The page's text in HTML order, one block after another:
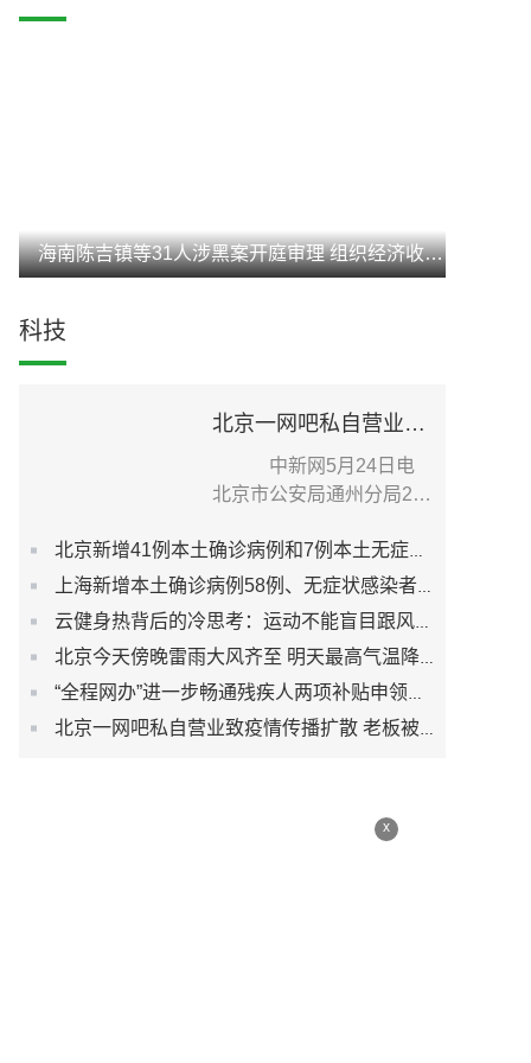
海南陈吉镇等31人涉黑案开庭审理 组织经济收入达3亿元
科技
北京一网吧私自营业致疫情传播扩散 老板被刑事立案调查
中新网5月24日电
北京市公安局通州分局24
北京新增41例本土确诊病例和7例本土无症状感染者
上海新增本土确诊病例58例、无症状感染者422例
云健身热背后的冷思考：运动不能盲目跟风而是生活习惯
北京今天傍晚雷雨大风齐至 明天最高气温降至30℃以下
“全程网办”进一步畅通残疾人两项补贴申领渠道
北京一网吧私自营业致疫情传播扩散 老板被刑事立案调查
x